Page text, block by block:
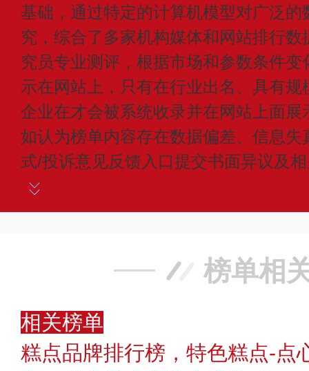
基础，通过特定的计算机模型对广泛
究，综合了多家机构媒体和网站排行
究员专业测评，根据市场和参数条件
示在网站上，只有在行业出名、具有
企业在才会被系统收录并在网站上面
如认为榜单内容存在数据偏差、信息
式/投诉意见反馈入口提交书面异议及
榜单相
相关榜单
糕点品牌排行榜，特色糕点-点